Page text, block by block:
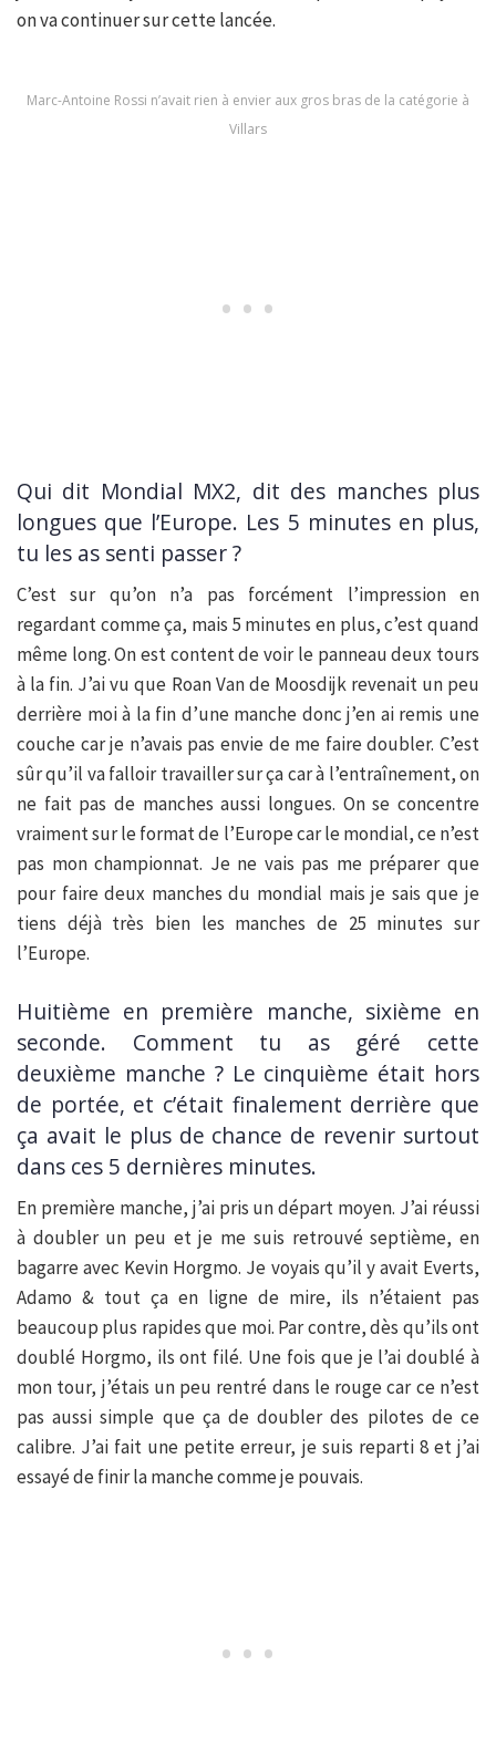
on va continuer sur cette lancée.
Marc-Antoine Rossi n’avait rien à envier aux gros bras de la catégorie à
Villars
Qui dit Mondial MX2, dit des manches plus
longues que l’Europe. Les 5 minutes en plus,
tu les as senti passer ?
C’est sur qu’on n’a pas forcément l’impression en
regardant comme ça, mais 5 minutes en plus, c’est quand
même long. On est content de voir le panneau deux tours
à la fin. J’ai vu que Roan Van de Moosdijk revenait un peu
derrière moi à la fin d’une manche donc j’en ai remis une
couche car je n’avais pas envie de me faire doubler. C’est
sûr qu’il va falloir travailler sur ça car à l’entraînement, on
ne fait pas de manches aussi longues. On se concentre
vraiment sur le format de l’Europe car le mondial, ce n’est
pas mon championnat. Je ne vais pas me préparer que
pour faire deux manches du mondial mais je sais que je
tiens déjà très bien les manches de 25 minutes sur
l’Europe.
Huitième en première manche, sixième en
seconde. Comment tu as géré cette
deuxième manche ? Le cinquième était hors
de portée, et c’était finalement derrière que
ça avait le plus de chance de revenir surtout
dans ces 5 dernières minutes.
En première manche, j’ai pris un départ moyen. J’ai réussi
à doubler un peu et je me suis retrouvé septième, en
bagarre avec Kevin Horgmo. Je voyais qu’il y avait Everts,
Adamo & tout ça en ligne de mire, ils n’étaient pas
beaucoup plus rapides que moi. Par contre, dès qu’ils ont
doublé Horgmo, ils ont filé. Une fois que je l’ai doublé à
mon tour, j’étais un peu rentré dans le rouge car ce n’est
pas aussi simple que ça de doubler des pilotes de ce
calibre. J’ai fait une petite erreur, je suis reparti 8 et j’ai
essayé de finir la manche comme je pouvais.